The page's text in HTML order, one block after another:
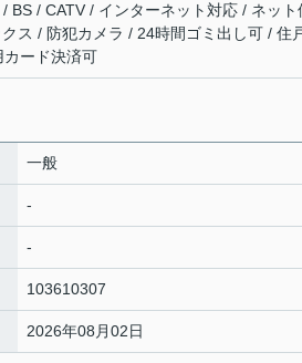
BS / CATV / インターネット対応 / ネット
ス / 防犯カメラ / 24時間ゴミ出し可 / 住
ード決済可
一般
-
-
103610307
2026年08月02日